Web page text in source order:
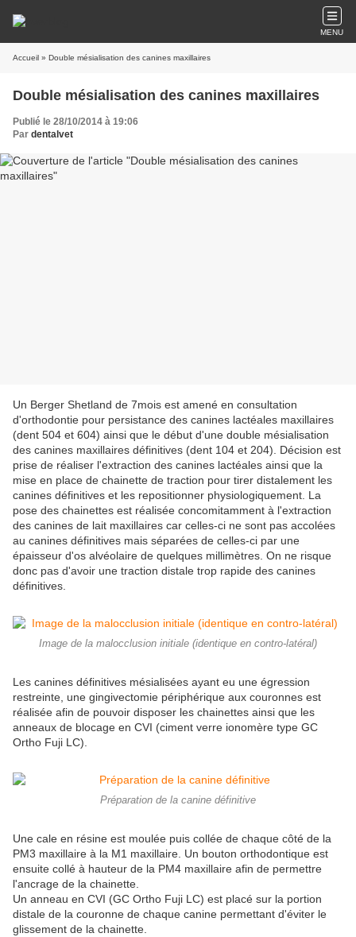
MENU
Accueil » Double mésialisation des canines maxillaires
Double mésialisation des canines maxillaires
Publié le 28/10/2014 à 19:06
Par dentalvet
Un Berger Shetland de 7mois est amené en consultation
d'orthodontie pour persistance des canines lactéales maxillaires
(dent 504 et 604) ainsi que le début d'une double mésialisation
des canines maxillaires définitives (dent 104 et 204). Décision est
prise de réaliser l'extraction des canines lactéales ainsi que la
mise en place de chainette de traction pour tirer distalement les
canines définitives et les repositionner physiologiquement. La
pose des chainettes est réalisée concomitamment à l'extraction
des canines de lait maxillaires car celles-ci ne sont pas accolées
au canines définitives mais séparées de celles-ci par une
épaisseur d'os alvéolaire de quelques millimètres. On ne risque
donc pas d'avoir une traction distale trop rapide des canines
définitives.
Image de la malocclusion initiale (identique en contro-latéral)
Les canines définitives mésialisées ayant eu une égression
restreinte, une gingivectomie périphérique aux couronnes est
réalisée afin de pouvoir disposer les chainettes ainsi que les
anneaux de blocage en CVI (ciment verre ionomère type GC
Ortho Fuji LC).
Préparation de la canine définitive
Une cale en résine est moulée puis collée de chaque côté de la
PM3 maxillaire à la M1 maxillaire. Un bouton orthodontique est
ensuite collé à hauteur de la PM4 maxillaire afin de permettre
l'ancrage de la chainette.
Un anneau en CVI (GC Ortho Fuji LC) est placé sur la portion
distale de la couronne de chaque canine permettant d'éviter le
glissement de la chainette.